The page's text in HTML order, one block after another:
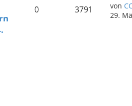
0 3791 von
29.